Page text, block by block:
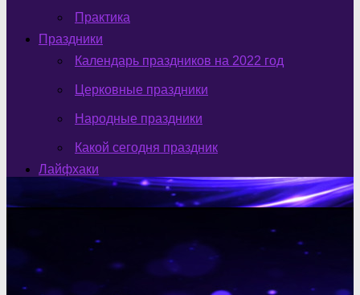
Практика
Праздники
Календарь праздников на 2022 год
Церковные праздники
Народные праздники
Какой сегодня праздник
Лайфхаки